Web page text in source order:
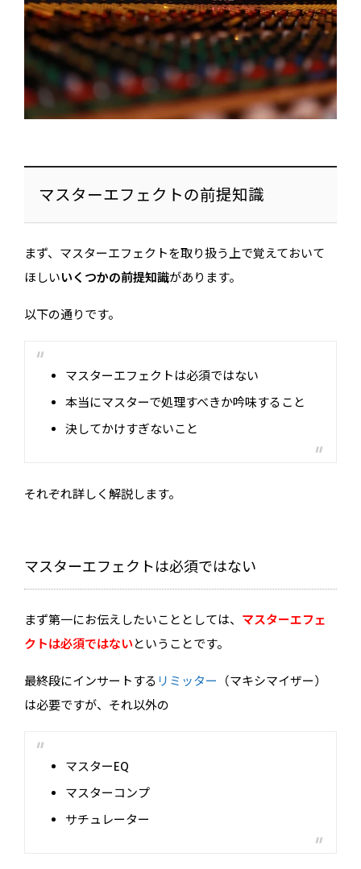
マスターエフェクトの前提知識
まず、マスターエフェクトを取り扱う上で覚えておいて
ほしいいくつかの前提知識があります。
以下の通りです。
マスターエフェクトは必須ではない
本当にマスターで処理すべきか吟味すること
決してかけすぎないこと
それぞれ詳しく解説します。
マスターエフェクトは必須ではない
まず第一にお伝えしたいこととしては、 マスターエフェ
クトは必須ではないということです。
最終段にインサートする リミッター （マキシマイザー）
は必要ですが、それ以外の
マスターEQ
マスターコンプ
サチュレーター